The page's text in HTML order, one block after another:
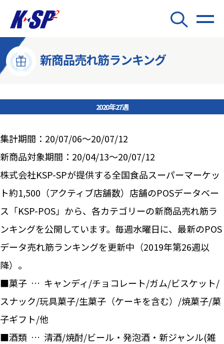
新商品売れ筋ランキング
2020年27週
集計期間：20/07/06～20/07/12
新商品対象期間：20/04/13～20/07/12
株式会社KSP-SPが提供する全国食品スーパーマーケッ
ト約1,500（アクティブ店舗数）店舗のPOSデータベー
ス「KSP-POS」から、各カテゴリーの新商品売れ筋ラ
ンキングを公開しています。毎週水曜日に、最新のPOS
データ売れ筋ランキングを更新中（2019年第26週以
降）。
■菓子 … キャンディ/チョコレート/ガム/ビスケット/
スナック/玩具菓子/生菓子（ケーキを含む）/焼菓子/菓
子ギフト/他
■酒類 … 清酒/焼酎/ビール・発泡酒・新ジャンル(雑